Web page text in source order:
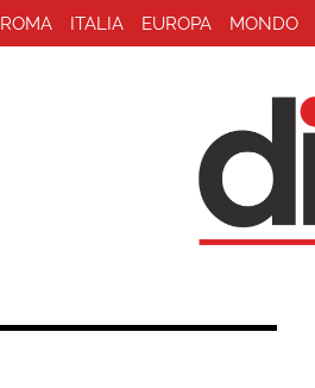
ROMA ITALIA EUROPA MONDO